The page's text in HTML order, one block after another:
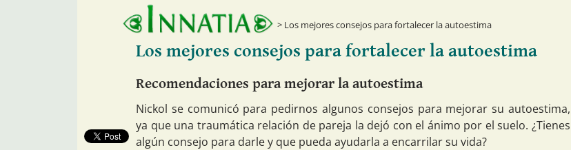
Los mejores consejos para fortalecer la autoestima
Los mejores consejos para fortalecer la autoestima
Recomendaciones para mejorar la autoestima
Nickol se comunicó para pedirnos algunos consejos para mejorar su autoestima,
ya que una traumática relación de pareja la dejó con el ánimo por el suelo. ¿Tienes
algún consejo para darle y que pueda ayudarla a encarrilar su vida?